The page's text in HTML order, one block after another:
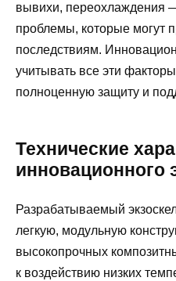
вывихи, переохлаждения
проблемы, которые могут
последствиям.
учитывать все эти
полноценную защиту и
Технические
инновационного
Разрабатываемый
легкую, модульную
высокопрочных
к воздействию низких